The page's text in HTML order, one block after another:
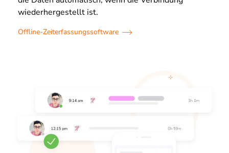
wiederhergestellt ist.
Offline-Zeiterfassungssoftware